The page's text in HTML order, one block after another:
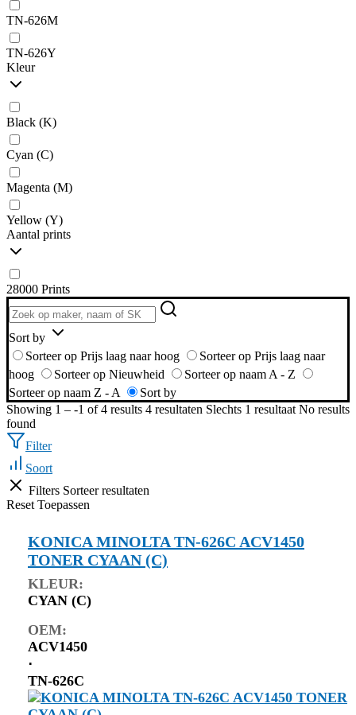
TN-626M
TN-626Y
Kleur
Black (K)
Cyan (C)
Magenta (M)
Yellow (Y)
Aantal prints
28000 Prints
Sort by
Sorteer op Prijs laag naar hoog
Sorteer op Prijs laag naar
hoog
Sorteer op Nieuwheid
Sorteer op naam A - Z
Sorteer op naam Z - A
Sort by
Showing 1 – -1 of 4 results 4 resultaten Slechts 1 resultaat No results
found
Filter
Soort
Filters Sorteer resultaten
Reset Toepassen
KONICA MINOLTA TN-626C ACV1450
TONER CYAAN (C)
KLEUR:
CYAN (C)
OEM:
ACV1450
⋅
TN-626C